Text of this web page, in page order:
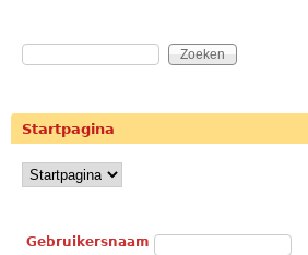
Zoekveld
Zoeken
Startpagina
Gebruikerslogin
Gebruikersnaam